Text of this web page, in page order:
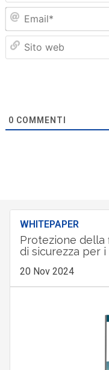
0 COMMENTI
WHITEPAPER
Protezione della
di sicurezza per
20 Nov 2024